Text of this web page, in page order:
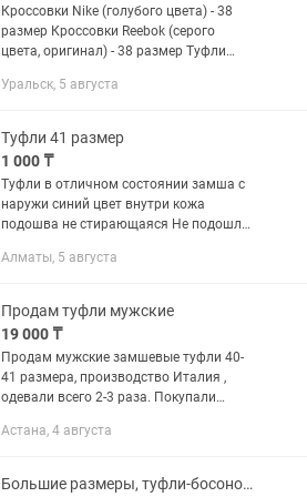
Кроссовки Nike (голубого цвета) - 38
размер Кроссовки Reebok (серого
цвета, оригинал) - 38 размер Туфли
босоножки (кожаные )- 37 Кроссовки
Уральск, 5 августа
Туфли 41 размер
1 000 ₸
Туфли в отличном состоянии замша с
наружи синий цвет внутри кожа
подошва не стирающаяся Не подошли
Алматы, 5 августа
Продам туфли мужские
19 000 ₸
Продам мужские замшевые туфли 40-
41 размера, производство Италия ,
одевали всего 2-3 раза. Покупали
мягкие, стильные
Астана, 4 августа
Большие размеры, туфли-босоножки с острым носом, 41